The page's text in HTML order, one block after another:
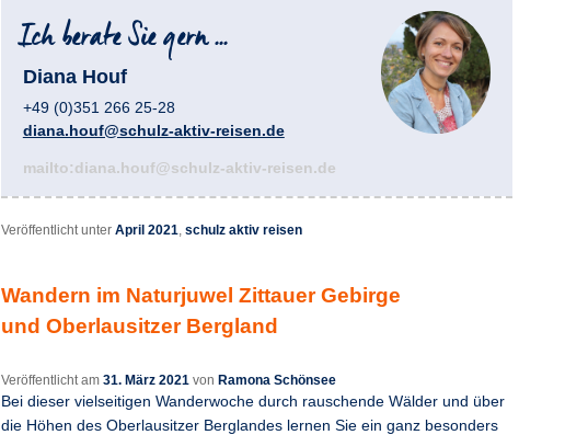
Diana Houf
+49 (0)351 266 25-28
diana.houf@schulz-aktiv-reisen.de
mailto:diana.houf@schulz-aktiv-reisen.de
Veröffentlicht unter April 2021, schulz aktiv reisen
Wandern im Naturjuwel Zittauer Gebirge
und Oberlausitzer Bergland
Veröffentlicht am 31. März 2021 von Ramona Schönsee
Bei dieser vielseitigen Wanderwoche durch rauschende Wälder und über
die Höhen des Oberlausitzer Berglandes lernen Sie ein ganz besonders